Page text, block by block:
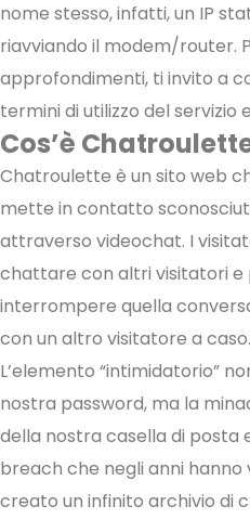
nome stesso, infatti, un IP
riavviando il modem/router.
approfondimenti, ti invito a
termini di utilizzo del servizio
Cos’è
Chatroulette è un sito web
mette in contatto
attraverso videochat. I
chattare con altri visitatori e
interrompere quella
con un altro visitatore a caso.
L’elemento “intimidatorio”
nostra password, ma la
della nostra casella di posta
breach che negli anni
creato un infinito archivio di